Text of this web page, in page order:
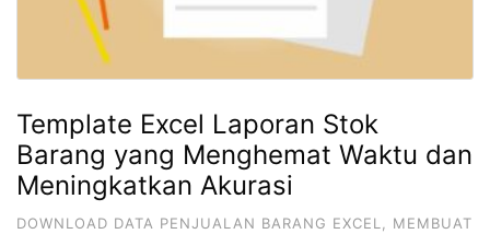
Template Excel Laporan Stok
Barang yang Menghemat Waktu dan
Meningkatkan Akurasi
DOWNLOAD DATA PENJUALAN BARANG EXCEL
MEMBUAT